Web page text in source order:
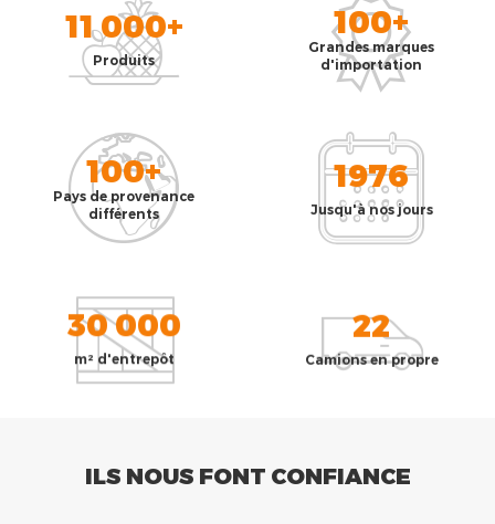
11 000+
Produits
100+
Grandes marques
d'importation
100+
Pays de provenance
différents
1976
Jusqu'à nos jours
30 000
m² d'entrepôt
22
Camions en propre
ILS NOUS FONT CONFIANCE